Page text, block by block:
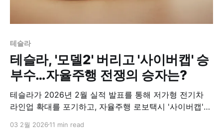
테슬라
테슬라, '모델2' 버리고 '사이버캡' 승
부수…자율주행 전쟁의 승자는?
테슬라가 2026년 2월 실적 발표를 통해 저가형 전기차
라인업 확대를 포기하고, 자율주행 로보택시 '사이버캡'에
동반 하락하는 위기 상황에서도 일론 머스크 CEO는 전통
03 2월 2026 11 min read